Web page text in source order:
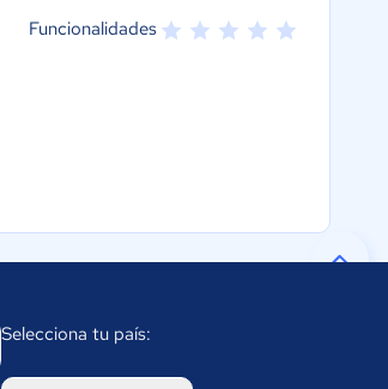
Funcionalidades
Selecciona tu país: